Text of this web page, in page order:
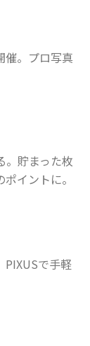
催。プロ写真
。貯まった枚
イントに。
PIXUSで手軽